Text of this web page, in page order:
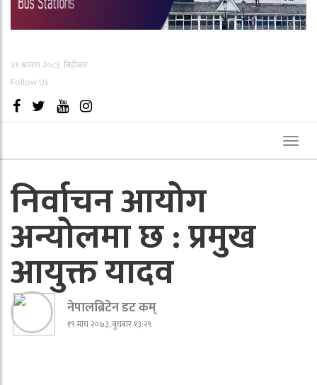
२१ श्रावण २०८३, बिहीबार
Follow Us
निर्वाचन आयोग
अन्योलमा छ : प्रमुख
आयुक्त यादव
नेपालब्रिटेन डट कम्
१९ माघ २०७३, बुधबार १३:२९